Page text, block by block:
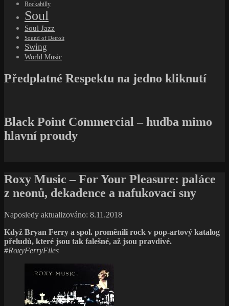
Rockabilly
Soul
Soul Jazz
Sound of Detroit
Swing
World Music
Předplatné Respektu na jedno kliknutí
Black Point Commercial – hudba mimo
hlavní proudy
Roxy Music – For Your Pleasure: paláce
z neonů, dekadence a nafukovací sny
Naposledy aktualizováno: 8.11.2018
Když Bryan Ferry a spol. proměnili rock v pop-artový katalog
přeludů, které jsou tak falešné, až jsou pravdivé.
#RoxyFerryFiles